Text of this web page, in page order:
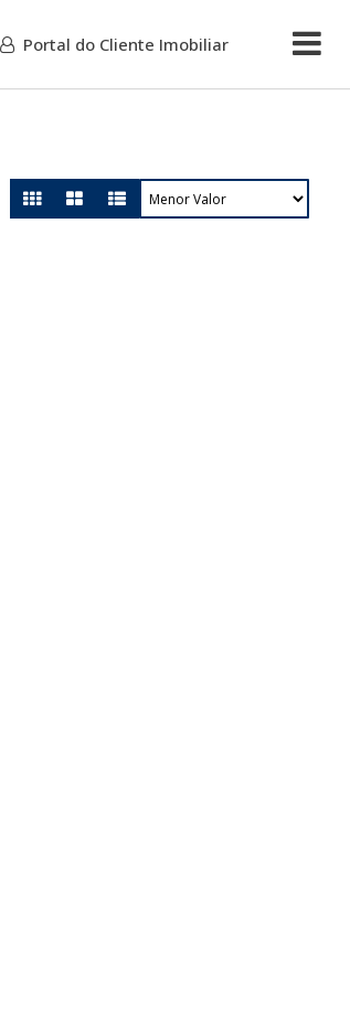
Portal do Cliente Imobiliar